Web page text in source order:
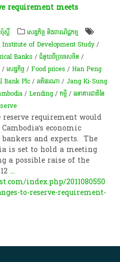
requirement meets
ស្តិ៍
សេដ្ឋកិច្ច និងពាណិជ្ជកម្ម
Institute of Development Study /
Banks /ជំនួយពីប្រទេសចិន /
/សេដ្ឋកិច្ច /Food prices /Han Peng
Bank Plc /អតិផរណា​ /Jang Ki-Sung
/Lending /កម្ចី​ /ធនាគារជាតិនៃ
requirement would
economic
and experts. The
is set to hold a meeting
a possible raise of the
...
index.php/2011080550
to-reserve-requirement-